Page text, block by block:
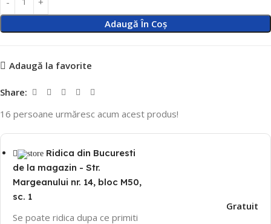
Adaugă În Coș
Adaugă la favorite
Share:
16 persoane urmăresc acum acest produs!
Ridica din Bucuresti
de la magazin - Str.
Margeanului nr. 14, bloc M50,
sc. 1
Se poate ridica dupa ce primiti
Gratuit